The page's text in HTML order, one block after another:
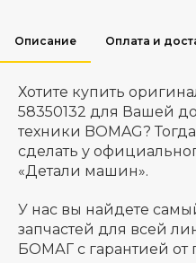
Описание Оплата и
Хотите купить
58350132 для Вашей
техники BOMAG?
сделать у
«Детали машин».
У нас вы найдете
запчастей для всей
БОМАГ с гарантией от